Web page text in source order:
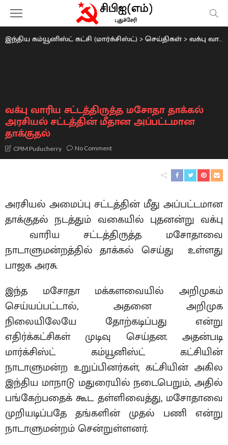
இந்திய கம்யூனிஸ்ட் கட்சி (மார்க்சிஸ்ட்) >செய்திகள் >வக்பு வாரிய சட்டத்திருத்த மசோதா தாக்கல் அரசியல் சட்டத்தின் மீதான அப்பட்டமான தாக்குதல்
வக்பு வாரிய சட்டத்திருத்த மசோதா தாக்கல்
அரசியல் சட்டத்தின் மீதான அப்பட்டமான
தாக்குதல்
CPIM Puducherry No Comment
அரசியல் அமைப்பு சட்டத்தின் மீது அப்பட்டமான
தாக்குதல் நடத்தும் வகையில் புதனன்று வக்பு
வாரிய சட்டத்திருத்த மசோதாவை
நாடாளுமன்றத்தில் தாக்கல் செய்து உள்ளது
பாஜக அரசு.
இந்த மசோதா மக்களவையில் அறிமுகம்
செய்யப்பட்டால், அதனை அறிமுக
நிலையிலேயே தோற்கடிப்பது என்று
எதிர்க்கட்சிகள் முடிவு செய்தன. அதன்படி
மார்க்சிஸ்ட் கம்யூனிஸ்ட் கட்சியின்
நாடாளுமன்ற உறுப்பினர்கள், கட்சியின் அகில
இந்திய மாநாடு மதுரையில் நடைபெறும், அதில்
பங்கேற்பதைக் கூட தள்ளிவைத்து, மசோதாவை
முறியடிப்பதே தங்களின் முதல் பணி என்று
நாடாளுமன்றம் சென்றுள்ளனர்.